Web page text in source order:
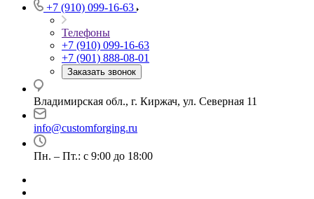
+7 (910) 099-16-63
Телефоны
+7 (910) 099-16-63
+7 (901) 888-08-01
Заказать звонок
Владимирская обл., г. Киржач, ул. Северная 11
info@customforging.ru
Пн. – Пт.: с 9:00 до 18:00